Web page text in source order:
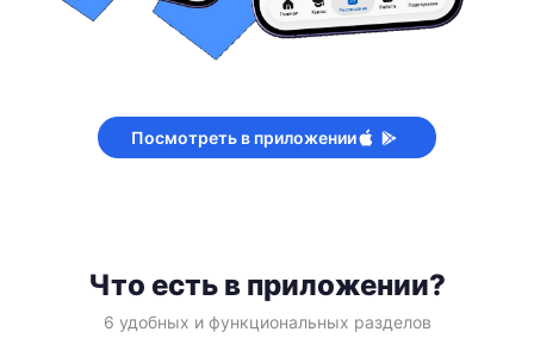
Посмотреть в приложении
Что есть в приложении?
6 удобных и функциональных разделов